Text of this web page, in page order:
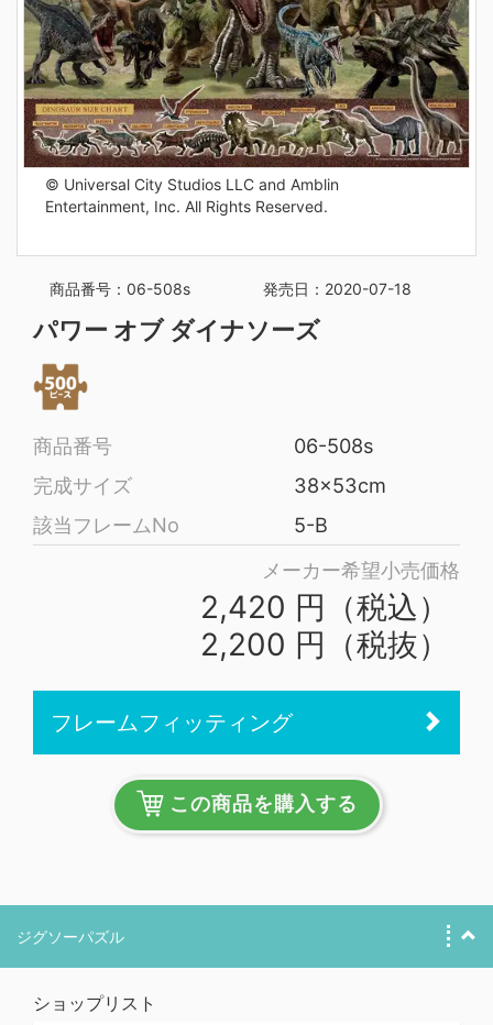
© Universal City Studios LLC and Amblin
Entertainment, Inc. All Rights Reserved.
商品番号：06-508s 発売日：2020-07-18
パワー オブ ダイナソーズ
商品番号
06-508s
完成サイズ
38x53cm
該当フレームNo
5-B
メーカー希望小売価格
2,420 円（税込）
2,200 円（税抜）
フレームフィッティング
この商品を購入する
ジグソーパズル
ショップリスト